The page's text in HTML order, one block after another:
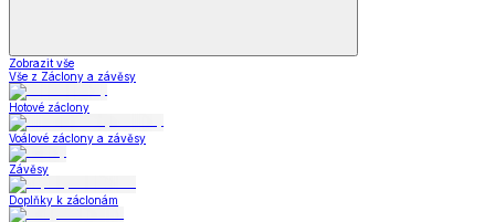
Zobrazit vše
Vše z Záclony a závěsy
Hotové záclony
Voálové záclony a závěsy
Závěsy
Doplňky k záclonám